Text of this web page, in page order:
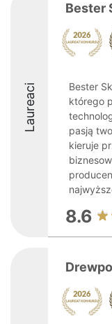
Laureaci
Bester
Bester
którego
pasją
kieruje
8.6